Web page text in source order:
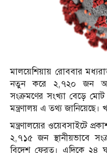
মালয়েশিয়ায় রোববার
নতুন করে ২,৭২০ জন
সংক্রমণের সংখ্যা বেড়ে
মন্ত্রণালয় এ তথ্য জানিয়েছে।
মন্ত্রণালয়ের ওয়েবসাইটে
২,৭১৫ জন স্থানীয়ভাবে
বিদেশ ফেরত। এদিকে ২৪